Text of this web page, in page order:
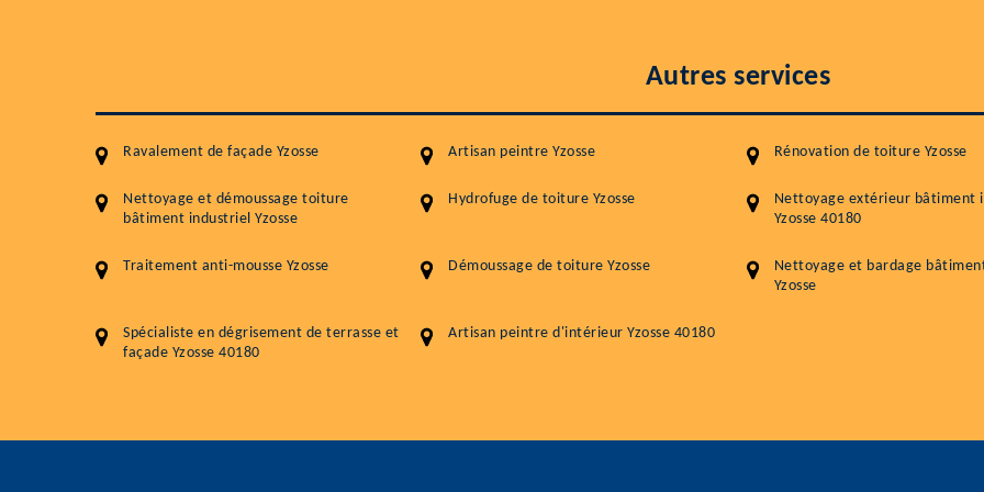
Autres services
Ravalement de façade Yzosse Artisan peintre Yzosse Rénovation de toiture Yzosse
Nettoyage et démoussage toiture
bâtiment industriel Yzosse
Hydrofuge de toiture Yzosse
Nettoyage extérieur bâtiment
Yzosse 40180
Traitement anti-mousse Yzosse Démoussage de toiture Yzosse
Nettoyage et bardage
Yzosse
Spécialiste en dégrisement de terrasse et
façade Yzosse 40180
Artisan peintre d'intérieur Yzosse 40180